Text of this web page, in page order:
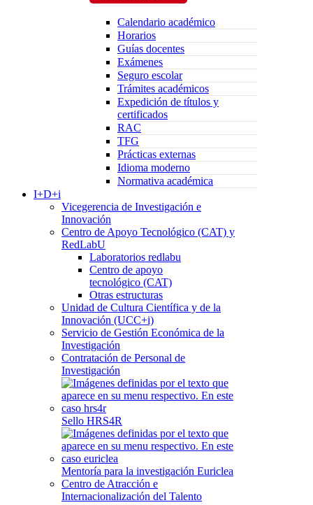
Calendario académico
Horarios
Guías docentes
Exámenes
Seguro escolar
Trámites académicos
Expedición de títulos y
certificados
RAC
TFG
Prácticas externas
Idioma moderno
Normativa académica
I+D+i
Vicegerencia de Investigación e
Innovación
Centro de Apoyo Tecnológico (CAT) y
RedLabU
Laboratorios redlabu
Centro de apoyo
tecnológico (CAT)
Otras estructuras
Unidad de Cultura Científica y de la
Innovación (UCC+i)
Servicio de Gestión Económica de la
Investigación
Contratación de Personal de
Investigación
Sello HRS4R
Mentoría para la investigación Euriclea
Centro de Atracción e
Internacionalización del Talento